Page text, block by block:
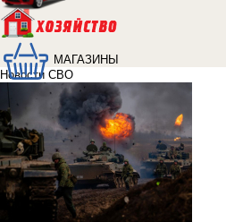
МАГАЗИНЫ
Новости СВО